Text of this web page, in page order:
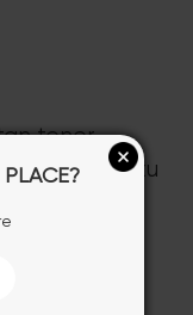
tener
para recibir tu